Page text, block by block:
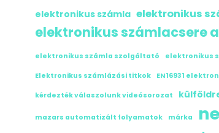
elektronikus számla elektronikus
elektronikus számlacsere
elektronikus számla szolgáltató elektronikus
Elektronikus számlázási titkok EN16931
kérdezték válaszolunk videósorozat
mazars automatizált folyamatok márka